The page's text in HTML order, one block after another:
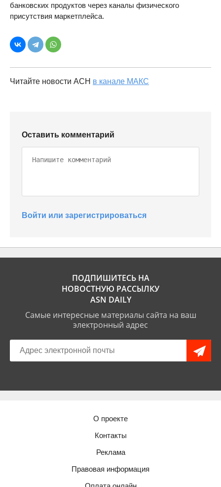
банковских продуктов через каналы физического
присутствия маркетплейса.
Читайте новости АСН в канале МАКС
Оставить комментарий
Войти или зарегистрироваться
ПОДПИШИТЕСЬ НА
НОВОСТНУЮ РАССЫЛКУ
ASN DAILY
Самые интересные материалы сайта на ваш
электронный адрес
О проекте
Контакты
Реклама
Правовая информация